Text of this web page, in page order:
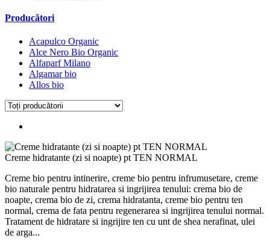
Producători
Acapulco Organic
Alce Nero Bio Organic
Alfaparf Milano
Algamar bio
Allos bio
Creme hidratante (zi si noapte) pt TEN NORMAL
Creme bio pentru intinerire, creme bio pentru infrumusetare, creme
bio naturale pentru hidratarea si ingrijirea tenului: crema bio de
noapte, crema bio de zi, crema hidratanta, creme bio pentru ten
normal, crema de fata pentru regenerarea si ingrijirea tenului normal.
Tratament de hidratare si ingrijire ten cu unt de shea nerafinat, ulei
de arga...